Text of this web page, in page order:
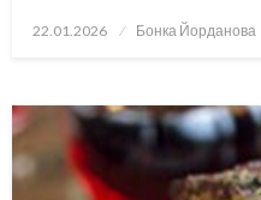
Posted
22.01.2026 Бонка Йорданова